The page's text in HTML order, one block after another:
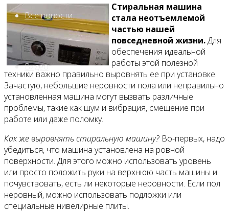
Все новости
Видео
Стиральная машина
стала неотъемлемой
частью нашей
повседневной жизни.Для
обеспечения идеальной
работы этой полезной
техники важно правильно выровнять ее при установке.
Зачастую, небольшие неровности пола или неправильно
установленная машина могут вызвать различные
проблемы, такие как шум и вибрация, смещение при
работе или даже поломку.
Как же выровнять стиральную машину? Во-первых, надо
убедиться, что машина установлена на ровной
поверхности. Для этого можно использовать уровень
или просто положить руки на верхнюю часть машины и
почувствовать, есть ли некоторые неровности. Если пол
неровный, можно использовать подложки или
специальные нивелирные плиты.